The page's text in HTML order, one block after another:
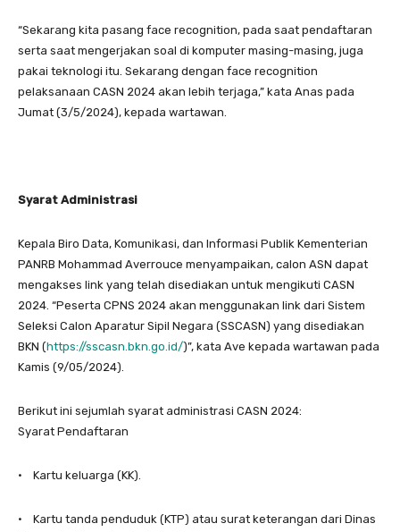
“Sekarang kita pasang face recognition, pada saat pendaftaran
serta saat mengerjakan soal di komputer masing-masing, juga
pakai teknologi itu. Sekarang dengan face recognition
pelaksanaan CASN 2024 akan lebih terjaga,” kata Anas pada
Jumat (3/5/2024), kepada wartawan.
Syarat Administrasi
Kepala Biro Data, Komunikasi, dan Informasi Publik Kementerian
PANRB Mohammad Averrouce menyampaikan, calon ASN dapat
mengakses link yang telah disediakan untuk mengikuti CASN
2024. “Peserta CPNS 2024 akan menggunakan link dari Sistem
Seleksi Calon Aparatur Sipil Negara (SSCASN) yang disediakan
BKN (https://sscasn.bkn.go.id/)”, kata Ave kepada wartawan pada
Kamis (9/05/2024).
Berikut ini sejumlah syarat administrasi CASN 2024:
Syarat Pendaftaran
• Kartu keluarga (KK).
• Kartu tanda penduduk (KTP) atau surat keterangan dari Dinas